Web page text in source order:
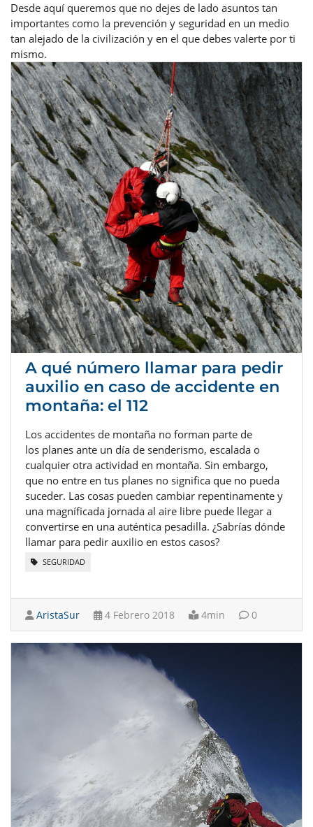
Desde aquí queremos que no dejes de lado asuntos tan
importantes como la prevención y seguridad en un medio
tan alejado de la civilización y en el que debes valerte por ti
mismo.
A qué número llamar para pedir
auxilio en caso de accidente en
montaña: el 112
Los accidentes de montaña no forman parte de
los planes ante un día de senderismo, escalada o
cualquier otra actividad en montaña. Sin embargo,
que no entre en tus planes no significa que no pueda
suceder. Las cosas pueden cambiar repentinamente y
una magníficada jornada al aire libre puede llegar a
convertirse en una auténtica pesadilla. ¿Sabrías dónde
llamar para pedir auxilio en estos casos?
SEGURIDAD
AristaSur 4 Febrero 2018 4min 0